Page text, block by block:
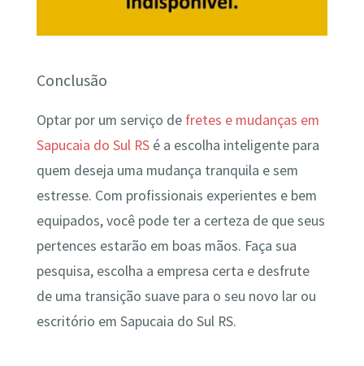
Conclusão
Optar por um serviço de fretes e mudanças em
Sapucaia do Sul RSé a escolha inteligente para
quem deseja uma mudança tranquila e sem
estresse. Com profissionais experientes e bem
equipados, você pode ter a certeza de que seus
pertences estarão em boas mãos. Faça sua
pesquisa, escolha a empresa certa e desfrute
de uma transição suave para o seu novo lar ou
escritório em Sapucaia do Sul RS.